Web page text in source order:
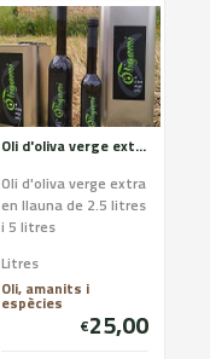
Oli d'oliva verge extra categoría Premium OLIGAMI 2.5L i 5L
Oli d'oliva verge extra
en llauna de 2.5 litres
i 5 litres
arbequina ecológica
amb un equilibri d'a...
Litres
Oli, amanits i
espècies
€25,00